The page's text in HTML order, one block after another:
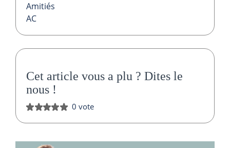
Amitiés
AC
Cet article vous a plu ? Dites le
nous !
0 vote